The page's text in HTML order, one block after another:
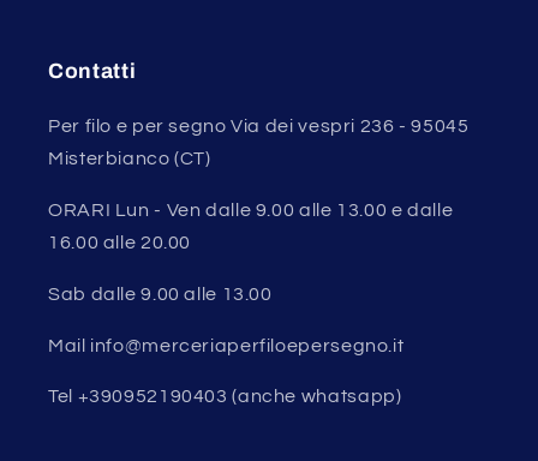
Contatti
Per filo e per segno Via dei vespri 236 - 95045
Misterbianco (CT)
ORARI Lun - Ven dalle 9.00 alle 13.00 e dalle
16.00 alle 20.00
Sab dalle 9.00 alle 13.00
Mail info@merceriaperfiloepersegno.it
Tel +390952190403 (anche whatsapp)